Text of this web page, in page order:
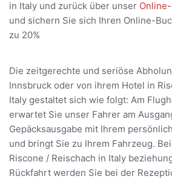
in Italy und zurück über unser
und sichern Sie sich Ihren Online-
zu 20%
Die zeitgerechte und seriöse
Innsbruck oder von ihrem Hotel in
Italy gestaltet sich wie folgt: Am
erwartet Sie unser Fahrer am
Gepäcksausgabe mit Ihrem
und bringt Sie zu Ihrem Fahrzeug.
Riscone / Reischach in Italy
Rückfahrt werden Sie bei der